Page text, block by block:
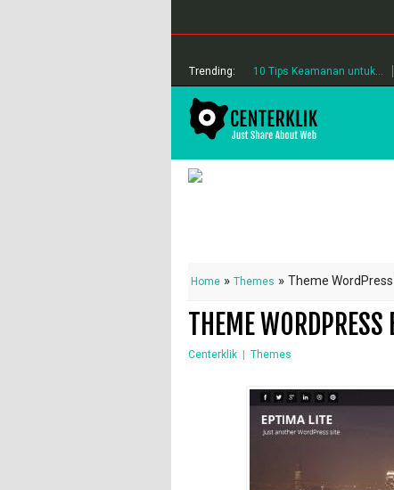
Trending: 10 Tips Keamanan untuk...
Home »Themes »Theme
THEME
Centerklik | Themes